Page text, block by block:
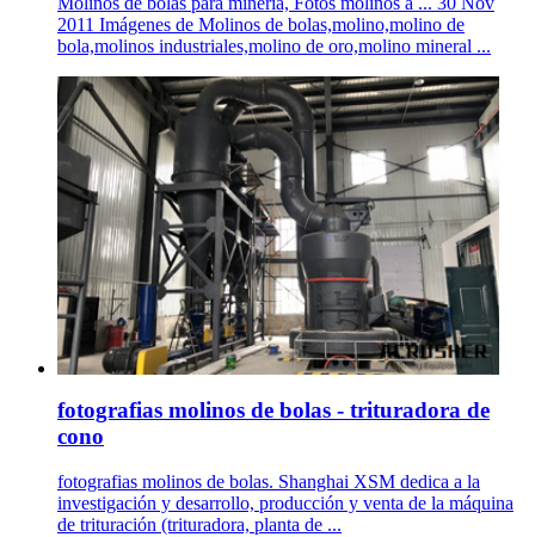
2011 Imágenes de Molinos de bolas,molino,molino de
bola,molinos industriales,molino de oro,molino mineral ...
fotografias molinos de bolas - trituradora de
cono
fotografias molinos de bolas. Shanghai XSM dedica a la
investigación y desarrollo, producción y venta de la máquina
de trituración (trituradora, planta de ...